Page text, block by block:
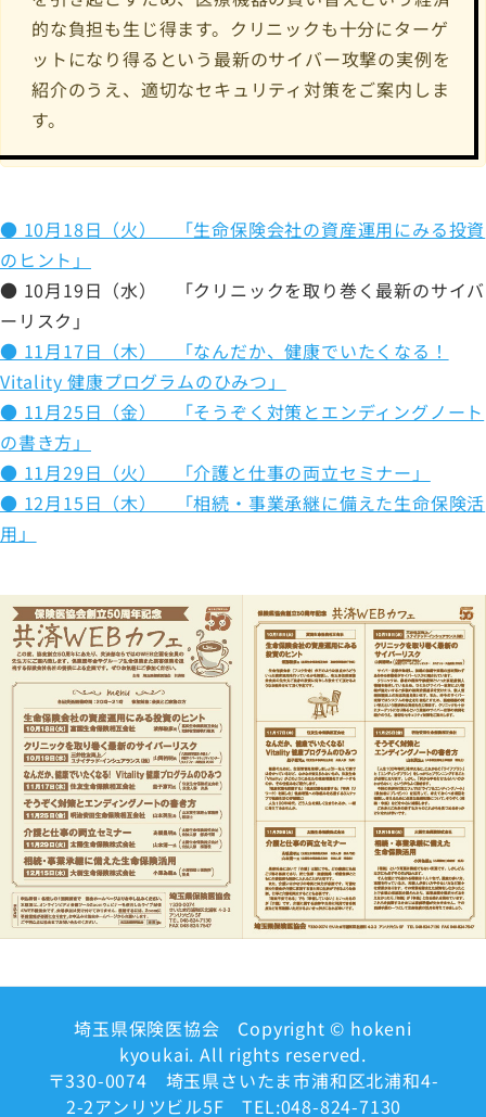
的な負担も生じ得ます。クリニックも十分にターゲ
ットになり得るという最新のサイバー攻撃の実例を
紹介のうえ、適切なセキュリティ対策をご案内しま
す。
● 10月18日（火） 「生命保険会社の資産運用にみる投資
のヒント」
● 10月19日（水） 「クリニックを取り巻く最新のサイバ
ーリスク」
● 11月17日（木） 「なんだか、健康でいたくなる！
Vitality 健康プログラムのひみつ」
● 11月25日（金） 「そうぞく対策とエンディングノート
の書き方」
● 11月29日（火） 「介護と仕事の両立セミナー」
● 12月15日（木） 「相続・事業承継に備えた生命保険活
用」
埼玉県保険医協会 Copyright © hokeni
kyoukai. All rights reserved.
〒330-0074 埼玉県さいたま市浦和区北浦和4-
2-2アンリツビル5F TEL:048-824-7130